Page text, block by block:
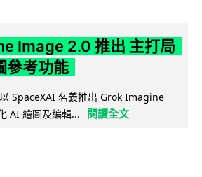
Image 2.0 推出 主打局
參考功能
SpaceXAI 名義推出 Grok Imagine
AI 繪圖及編輯...
閱讀全文